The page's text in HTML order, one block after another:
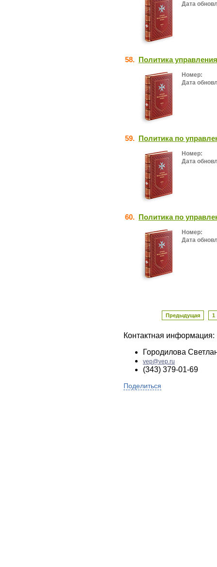
Дата
58. Политика
Номер:
Дата
59. Политика по
Номер:
Дата
60. Политика по
Номер:
Дата
Предыдущая 1
Контактная информация:
Городилова
vep@vep.ru
(343) 379-01-69
Поделиться